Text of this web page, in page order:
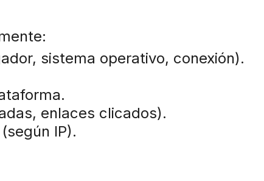
sistema operativo, conexión).
enlaces clicados).
IP).